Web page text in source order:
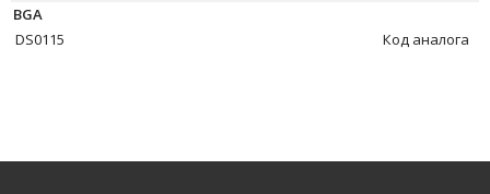
BGA
DS0115
Код аналога